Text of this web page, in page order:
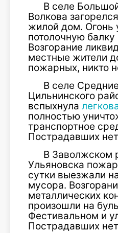
В селе
Волкова
жилой дом. Огонь
потолочную
Возгорание
местные жители
пожарных, никто
В селе
Цильнинского
вспыхнула
полностью
транспортное
Пострадавших
В Заволжском
Ульяновска
сутки выезжали
мусора.
металлических
произошли на
Фестивальном и
Пострадавших